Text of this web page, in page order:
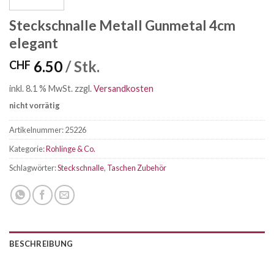
Steckschnalle Metall Gunmetal 4cm
elegant
CHF 6.50/ Stk.
inkl. 8.1 % MwSt. zzgl.Versandkosten
nicht vorrätig
Artikelnummer:25226
Kategorie:Rohlinge & Co.
Schlagwörter:Steckschnalle, Taschen Zubehör
BESCHREIBUNG